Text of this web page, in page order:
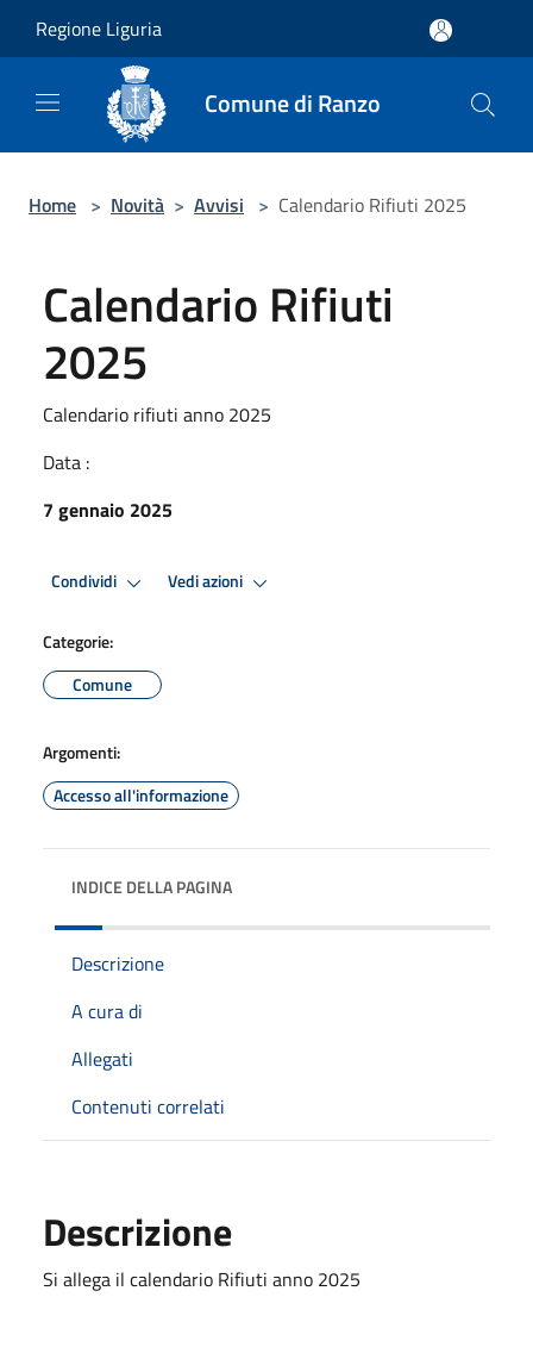
Regione Liguria
Comune di Ranzo
Home > Novità > Avvisi > Calendario Rifiuti 2025
Calendario Rifiuti
2025
Calendario rifiuti anno 2025
Data :
7 gennaio 2025
Condividi Vedi azioni
Categorie:
Comune
Argomenti:
Accesso all'informazione
INDICE DELLA PAGINA
Descrizione
A cura di
Allegati
Contenuti correlati
Descrizione
Si allega il calendario Rifiuti anno 2025